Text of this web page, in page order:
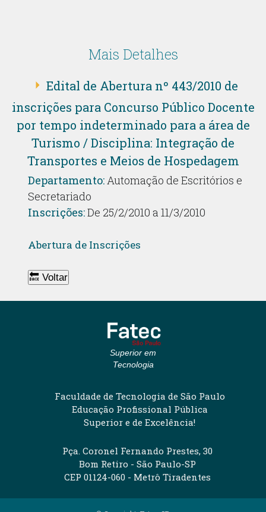
Mais Detalhes
Edital de Abertura nº 443/2010 de
inscrições para Concurso Público Docente
por tempo indeterminado para a área de
Turismo / Disciplina: Integração de
Transportes e Meios de Hospedagem
Departamento:Automação de Escritórios e
Secretariado
Inscrições:De 25/2/2010 a 11/3/2010
Abertura de Inscrições
🔙 Voltar
Superior em
Tecnologia
Faculdade de Tecnologia de São Paulo
Educação Profissional Pública
Superior e de Excelência!
Pça. Coronel Fernando Prestes, 30
Bom Retiro - São Paulo-SP
CEP 01124-060 - Metrô Tiradentes